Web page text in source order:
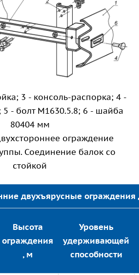
3 - консоль-распорка; 4 -
5 - болт М1630.5.8; 6 - шайба
80404 мм
ограждение
Соединение балок со
стойкой
двухъярусные
Высота
ограждения
, м
Уровень
удерживающей
способности